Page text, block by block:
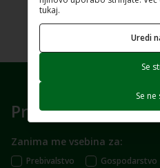
Prijavite se na e-
Zanima me vsebina za:
Prebivalstvo Gospodarstvo
tukaj.
Uredi
Se
Se